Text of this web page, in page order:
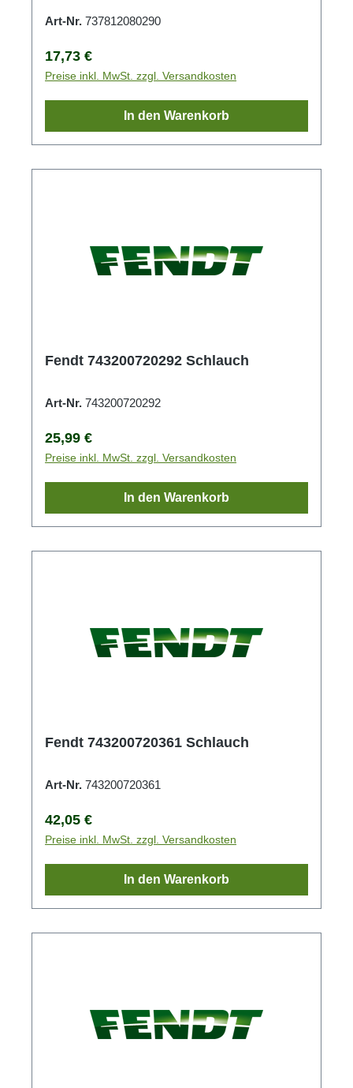
Art-Nr. 737812080290
Regulärer Preis:
17,73 €
Preise inkl. MwSt. zzgl. Versandkosten
In den Warenkorb
Fendt 743200720292 Schlauch
Art-Nr. 743200720292
Regulärer Preis:
25,99 €
Preise inkl. MwSt. zzgl. Versandkosten
In den Warenkorb
Fendt 743200720361 Schlauch
Art-Nr. 743200720361
Regulärer Preis:
42,05 €
Preise inkl. MwSt. zzgl. Versandkosten
In den Warenkorb